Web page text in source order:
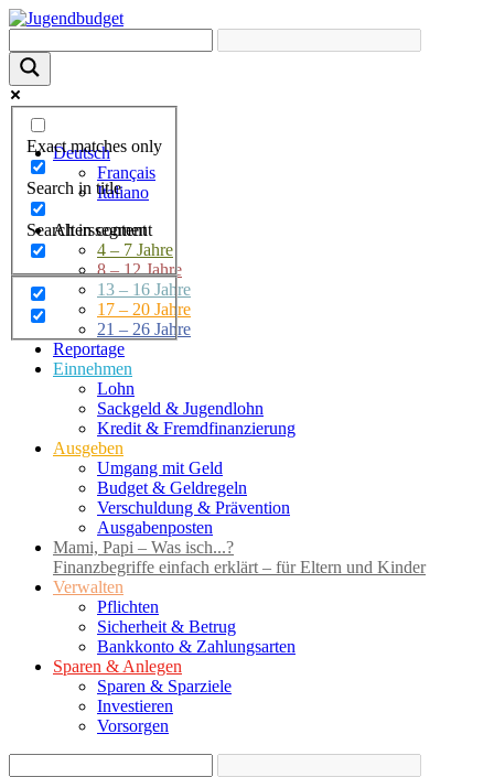
Exact matches only
Search in title
Search in content
Deutsch
Français
Italiano
Alterssegment
4 – 7 Jahre
8 – 12 Jahre
13 – 16 Jahre
17 – 20 Jahre
21 – 26 Jahre
Reportage
Einnehmen
Lohn
Sackgeld & Jugendlohn
Kredit & Fremdfinanzierung
Ausgeben
Umgang mit Geld
Budget & Geldregeln
Verschuldung & Prävention
Ausgabenposten
Mami, Papi – Was isch...?
Finanzbegriffe einfach erklärt – für Eltern und Kinder
Verwalten
Pflichten
Sicherheit & Betrug
Bankkonto & Zahlungsarten
Sparen & Anlegen
Sparen & Sparziele
Investieren
Vorsorgen